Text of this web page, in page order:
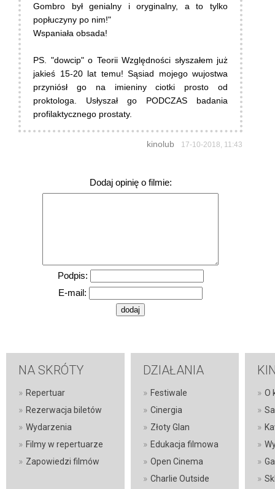
Gombro był genialny i oryginalny, a to tylko
popłuczyny po nim!"
Wspaniała obsada!
PS. "dowcip" o Teorii Względności słyszałem już
jakieś 15-20 lat temu! Sąsiad mojego wujostwa
przyniósł go na imieniny ciotki prosto od
proktologa. Usłyszał go PODCZAS badania
profilaktycznego prostaty.
kinolub 17-10-2018, 11:43
Dodaj opinię o filmie:
Podpis:
E-mail:
NA SKRÓTY
» Repertuar
» Rezerwacja biletów
» Wydarzenia
» Filmy w repertuarze
» Zapowiedzi filmów
DZIAŁANIA
» Festiwale
» Cinergia
» Złoty Glan
» Edukacja filmowa
» Open Cinema
» Charlie Outside
» O
»
»
»
»
»